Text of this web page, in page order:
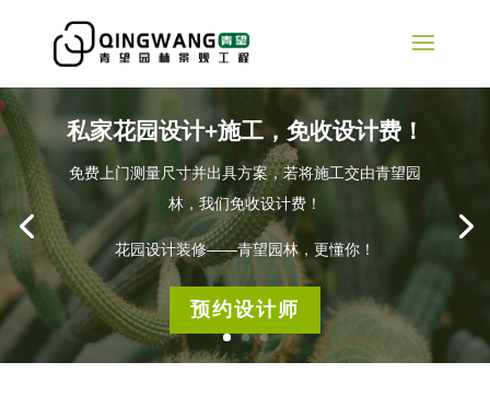
私家花园设计+施工，免收设计费！
免费上门测量尺寸并出具方案，若将施工交由青望园
林，我们免收设计费！
花园设计装修——青望园林，更懂你！
预约设计师